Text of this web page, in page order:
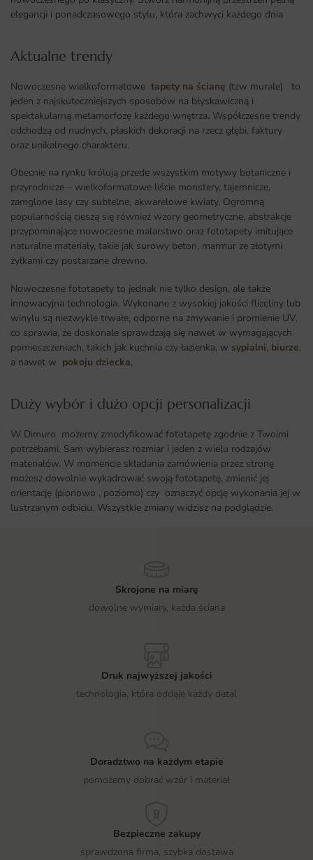
elegancji i ponadczasowego stylu, która zachwyci każdego dnia
Aktualne trendy​
Nowoczesne wielkoformatowe tapety na ścianę (tzw murale) to
jeden z najskuteczniejszych sposobów na błyskawiczną i
spektakularną metamorfozę każdego wnętrza. Współczesne trendy
odchodzą od nudnych, płaskich dekoracji na rzecz głębi, faktury
oraz unikalnego charakteru.
Obecnie na rynku królują przede wszystkim motywy botaniczne i
przyrodnicze – wielkoformatowe liście monstery, tajemnicze,
zamglone lasy czy subtelne, akwarelowe kwiaty. Ogromną
popularnością cieszą się również wzory geometryczne, abstrakcje
przypominające nowoczesne malarstwo oraz fototapety imitujące
naturalne materiały, takie jak surowy beton, marmur ze złotymi
żyłkami czy postarzane drewno.
Nowoczesne fototapety to jednak nie tylko design, ale także
innowacyjna technologia. Wykonane z wysokiej jakości flizeliny lub
winylu są niezwykle trwałe, odporne na zmywanie i promienie UV,
co sprawia, że doskonale sprawdzają się nawet w wymagających
pomieszczeniach, takich jak kuchnia czy łazienka, w sypialni, biurze,
a nawet w pokoju dziecka,
Duży wybór i dużo opcji personalizacji ​
W Dimuro możemy zmodyfikować fototapetę zgodnie z Twoimi
potrzebami. Sam wybierasz rozmiar i jeden z wielu rodzajów
materiałów. W momencie składania zamówienia przez stronę
możesz dowolnie wykadrować swoją fototapetę, zmienić jej
orientację (pionowo , poziomo) czy oznaczyć opcję wykonania jej w
lustrzanym odbiciu. Wszystkie zmiany widzisz na podglądzie.
Skrojone na miarę
dowolne wymiary, każda ściana
Druk najwyższej jakości
technologia, która oddaje każdy detal
Doradztwo na każdym etapie
pomożemy dobrać wzór i materiał
Bezpieczne zakupy
sprawdzona firma, szybka dostawa